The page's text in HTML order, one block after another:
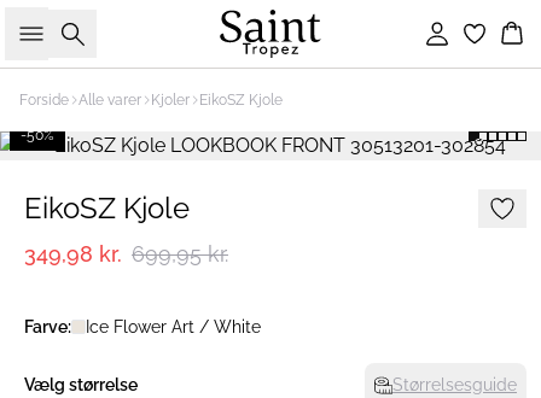
Søg Log ind
Forside Alle varer Kjoler EikoSZ Kjole
-50%
EikoSZ Kjole
349,98 kr. 699,95 kr.
Farve: Ice Flower Art / White
Vælg størrelse Størrelsesguide